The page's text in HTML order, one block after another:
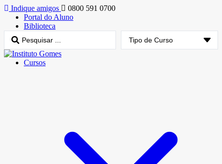
Indique amigos
0800 591 0700
Portal do Aluno
Biblioteca
Cursos